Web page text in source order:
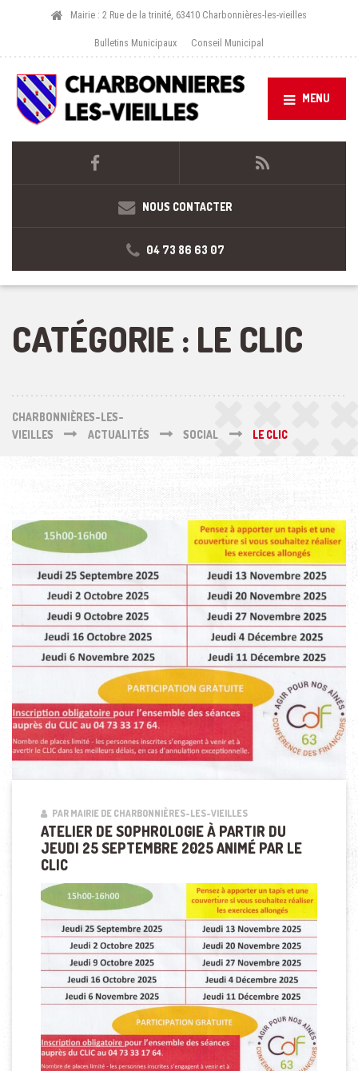
Mairie : 2 Rue de la trinité, 63410 Charbonnières-les-vieilles
Bulletins Municipaux Conseil Municipal
MENU
NOUS CONTACTER
04 73 86 63 07
CATÉGORIE : LE CLIC
CHARBONNIÈRES-LES-
VIEILLES
ACTUALITÉS SOCIAL LE CLIC
PAR MAIRIE DE CHARBONNIÈRES-LES-VIEILLES
ATELIER DE SOPHROLOGIE À PARTIR DU
JEUDI 25 SEPTEMBRE 2025 ANIMÉ PAR LE
CLIC